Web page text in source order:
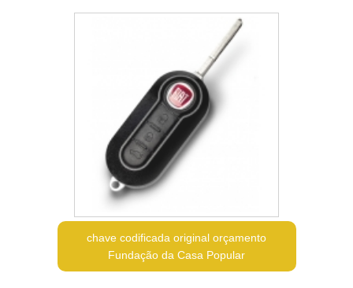
chave codificada original orçamento
Fundação da Casa Popular